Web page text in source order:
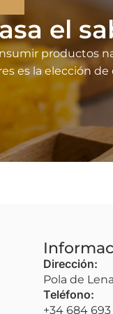
el
productos
es la elección de
Dirección:
Pola de
Teléfono:
+34 684